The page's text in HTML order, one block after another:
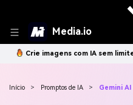
Media.io
Crie imagens com IA sem
Início > Promptos de IA > Gemini